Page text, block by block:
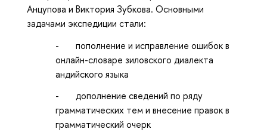
Анцупова и Виктория Зубкова. Основными
задачами экспедиции стали:
- пополнение и исправление ошибок в
онлайн-словаре зиловского диалекта
андийского языка
- дополнение сведений по ряду
грамматических тем и внесение правок в
грамматический очерк